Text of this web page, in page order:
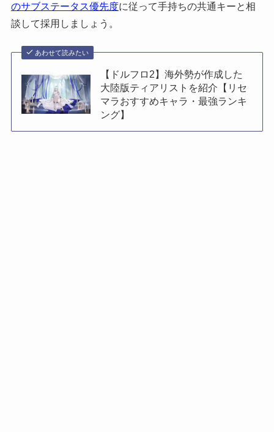
のサブステータス優先度に従って手持ちの共通キーと相
談して採用しましょう。
あわせて読みたい
【ドルフロ2】海外勢が作成した
大陸版ティアリストを紹介【リセ
マラおすすめキャラ・最強ランキ
ング】